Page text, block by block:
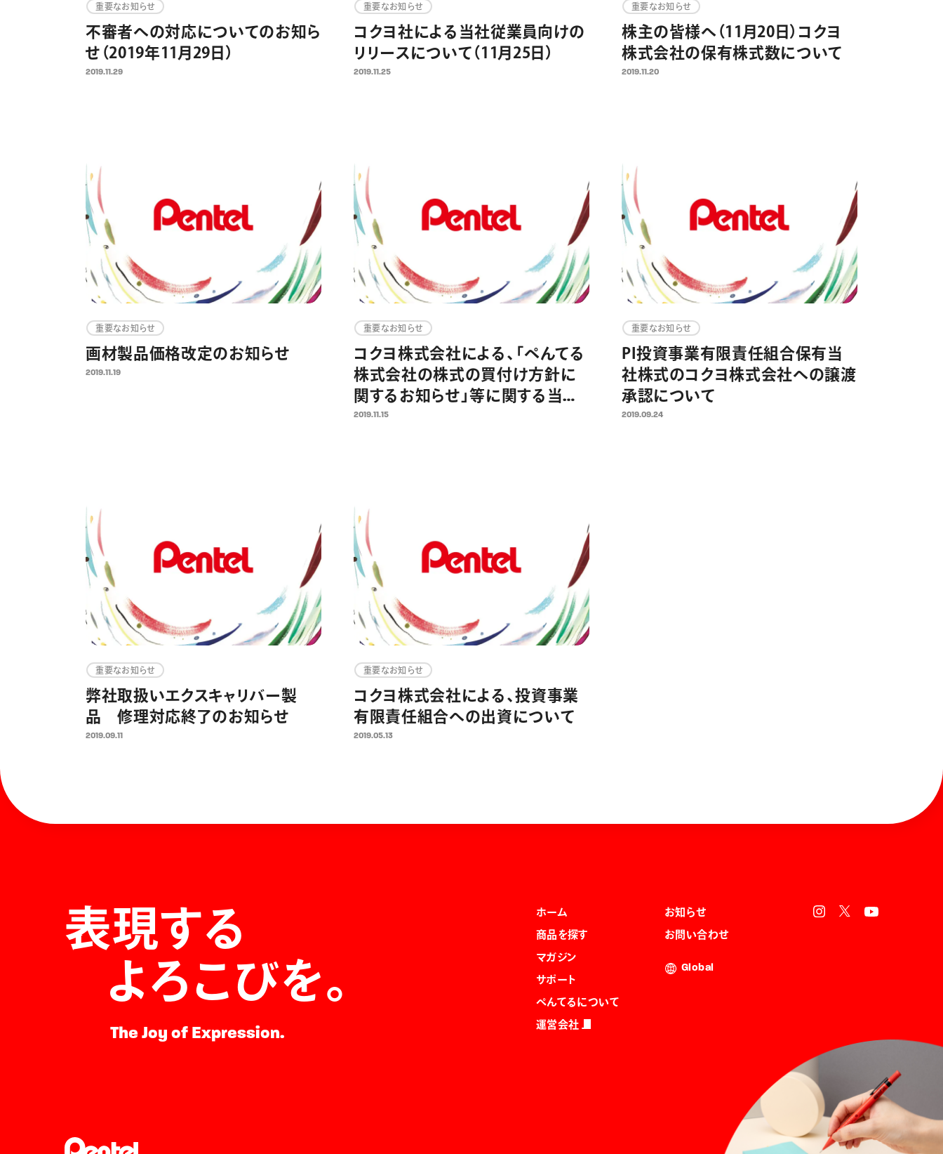
重要なお知らせ
不審者への対応についてのお知ら
せ（2019年11月29日）
2019.11.29
重要なお知らせ
コクヨ社による当社従業員向けの
リリースについて（11月25日）
2019.11.25
重要なお知らせ
株主の皆様へ（11月20日）コクヨ
株式会社の保有株式数について
2019.11.20
重要なお知らせ
画材製品価格改定のお知らせ
2019.11.19
重要なお知らせ
コクヨ株式会社による、「ぺんてる
株式会社の株式の買付け方針に
関するお知らせ」等に関する当社
見解
2019.11.15
重要なお知らせ
PI投資事業有限責任組合保有当
社株式のコクヨ株式会社への譲渡
承認について
2019.09.24
重要なお知らせ
弊社取扱いエクスキャリバー製
品 修理対応終了のお知らせ
2019.09.11
重要なお知らせ
コクヨ株式会社による、投資事業
有限責任組合への出資について
2019.05.13
ホーム
商品を探す
マガジン
サポート
ぺんてるについて
運営会社
お知らせ
お問い合わせ
Global
表現する
よろこびを。
The Joy of Expression.